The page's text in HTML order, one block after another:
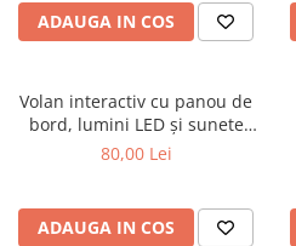
ADAUGA IN COS
Volan interactiv cu panou de
bord, lumini LED și sunete
realiste - Roz
80,00 Lei
ADAUGA IN COS